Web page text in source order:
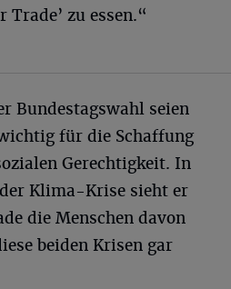
Trade’ zu essen.“
Bundestagswahl seien
für die Schaffung
Gerechtigkeit. In
Klima-Krise sieht er
die Menschen davon
beiden Krisen gar